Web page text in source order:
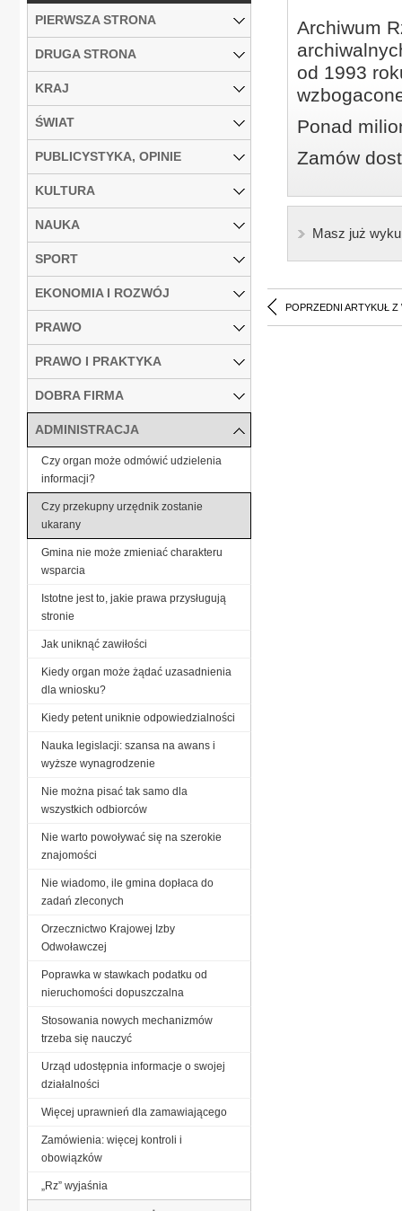
Archiwum
od 1993
Ponad
Zamów
Masz już
POPRZEDNI ARTYKUŁ Z
PIERWSZA STRONA
DRUGA STRONA
KRAJ
ŚWIAT
PUBLICYSTYKA, OPINIE
KULTURA
NAUKA
SPORT
EKONOMIA I ROZWÓJ
PRAWO
PRAWO I PRAKTYKA
DOBRA FIRMA
ADMINISTRACJA
Czy organ może odmówić udzielenia
informacji?
Czy przekupny urzędnik zostanie
ukarany
Gmina nie może zmieniać charakteru
wsparcia
Istotne jest to, jakie prawa przysługują
stronie
Jak uniknąć zawiłości
Kiedy organ może żądać uzasadnienia
dla wniosku?
Kiedy petent uniknie odpowiedzialności
Nauka legislacji: szansa na awans i
wyższe wynagrodzenie
Nie można pisać tak samo dla
wszystkich odbiorców
Nie warto powoływać się na szerokie
znajomości
Nie wiadomo, ile gmina dopłaca do
zadań zleconych
Orzecznictwo Krajowej Izby
Odwoławczej
Poprawka w stawkach podatku od
nieruchomości dopuszczalna
Stosowania nowych mechanizmów
trzeba się nauczyć
Urząd udostępnia informacje o swojej
działalności
Więcej uprawnień dla zamawiającego
Zamówienia: więcej kontroli i
obowiązków
„Rz” wyjaśnia